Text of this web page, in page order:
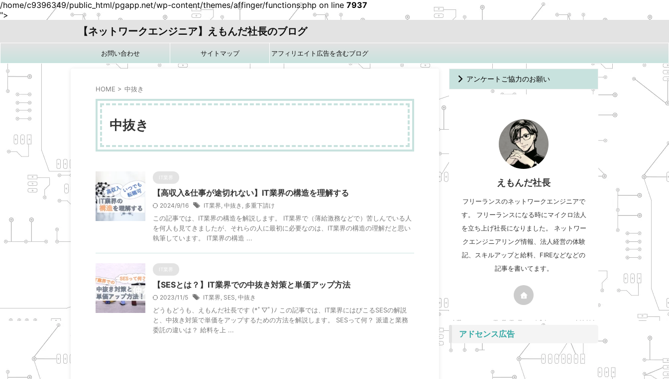
/home/c9396349/public_html/pgapp.net/wp-content/themes/affinger/functions.php on line 7937
">
【ネットワークエンジニア】えもんだ社長のブログ
お問い合わせ サイトマップ アフィリエイト広告を含むブログ
HOME > 中抜き
中抜き
IT業界
【高収入&仕事が途切れない】IT業界の構造を理解する
2024/9/16 IT業界, 中抜き , 多重下請け
この記事では、IT業界の構造を解説します。 IT業界で（薄給激務などで）苦しんでいる人
を何人も見てきましたが、それらの人に最初に必要なのは、IT業界の構造の理解だと思い
執筆しています。 IT業界の構造 ...
IT業界
【SESとは？】IT業界での中抜き対策と単価アップ方法
2023/11/5 IT業界, SES, 中抜き
どうもどうも、えもんだ社長です (*ﾟ▽ﾟ)ﾉ この記事では、IT業界にはびこるSESの解説
と、中抜き対策で単価をアップするための方法を解説します。 SESって何？ 派遣と業務
委託の違いは？ 給料を上 ...
アンケートご協力のお願い
えもんだ社長
フリーランスのネットワークエンジニアで
す。 フリーランスになる時にマイクロ法人
を立ち上げ社長になりました。 ネットワー
クエンジニアリング情報、法人経営の体験
記、スキルアップと給料、FIREなどなどの
記事を書いてます。
アドセンス広告